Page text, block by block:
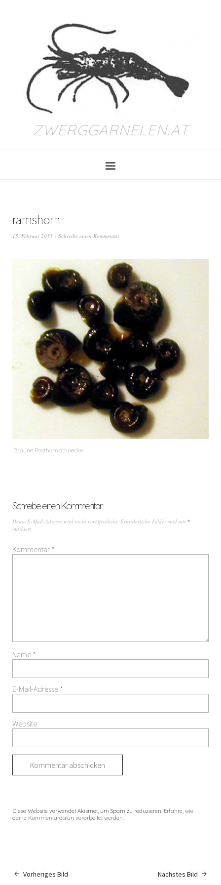
ZWERGGARNELEN.AT
ramshorn
15. Februar 2015 Schreibe einen Kommentar
Braune Posthornschnecke
Schreibe einen Kommentar
Deine E-Mail-Adresse wird nicht veröffentlicht. Erforderliche Felder sind mit *
markiert
Kommentar *
Name *
E-Mail-Adresse *
Website
Diese Website verwendet Akismet, um Spam zu reduzieren. Erfahre, wie
deine Kommentardaten verarbeitet werden.
Nächstes Bild
Vorheriges Bild